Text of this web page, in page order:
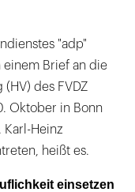
"adp"
einem Brief an die
des FVDZ
Oktober in Bonn
Karl-Heinz
heißt es.
einsetzen